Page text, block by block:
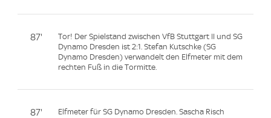
87'
Tor! Der Spielstand zwischen VfB Stuttgart II und SG
Dynamo Dresden ist 2:1. Stefan Kutschke (SG
Dynamo Dresden) verwandelt den Elfmeter mit dem
rechten Fuß in die Tormitte.
87'
Elfmeter für SG Dynamo Dresden. Sascha Risch